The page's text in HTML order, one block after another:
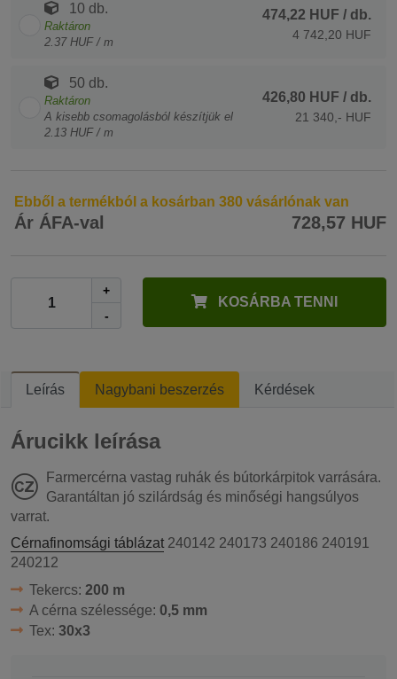
10 db.
Raktáron
2.37 HUF / m
474,22 HUF / db.
4 742,20 HUF
50 db.
Raktáron
A kisebb csomagolásból készítjük el
2.13 HUF / m
426,80 HUF / db.
21 340,- HUF
Ebből a termékból a kosárban 380 vásárlónak van
Ár ÁFA-val 728,57 HUF
+
-
KOSÁRBA TENNI
Leírás Nagybani beszerzés Kérdések
Árucikk leírása
Farmercérna vastag ruhák és bútorkárpitok varrására.
Garantáltan jó szilárdság és minőségi hangsúlyos
varrat.
Cérnafinomsági táblázat 240142 240173 240186 240191
240212
Tekercs: 200 m
A cérna szélessége: 0,5 mm
Tex: 30x3